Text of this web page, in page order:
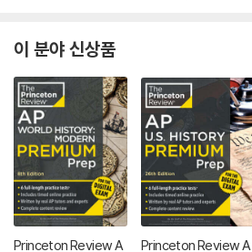
이 분야 신상품
Princeton Review A
Princeton Review A